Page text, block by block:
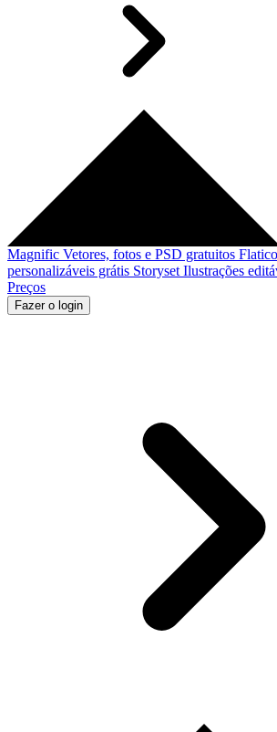
Magnific Vetores, fotos e PSD gratuitos
personalizáveis grátis Storyset Ilustrações
Preços
Fazer o login